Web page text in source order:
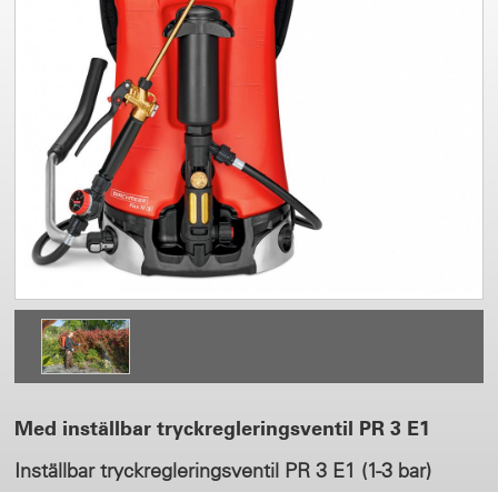
Med inställbar tryckregleringsventil PR 3 E1
Inställbar tryckregleringsventil PR 3 E1 (1-3 bar)